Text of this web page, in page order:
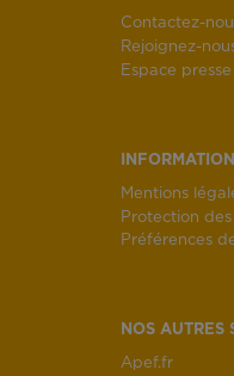
Contactez-
Rejoignez-
Espace presse
Mentions
Protection
Préférences
NOS AUTRES
Apef.fr